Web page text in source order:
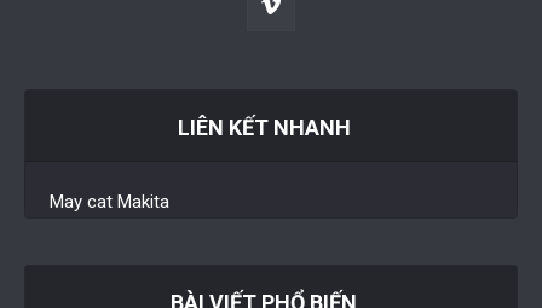
LIÊN KẾT NHANH
May cat Makita
BÀI VIẾT PHỔ BIẾN